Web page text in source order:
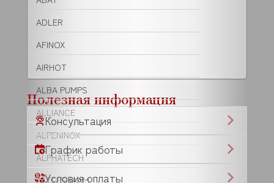
ADLER
AFINOX
AIRHOT
ALBA PUMPS
ALLIANCE
ALPENINOX
ALPHATECH
ALTO SHAAM
Полезная информация
Консультация
График работы
Условия оплаты